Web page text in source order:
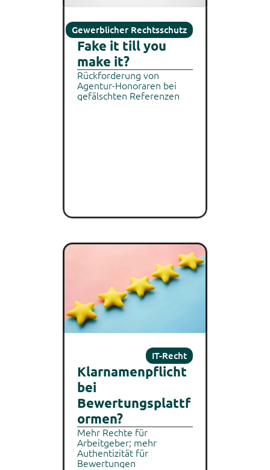
Gewerblicher Rechtsschutz
Fake it till you
make it?
Rückforderung von
Agentur-Honoraren bei
gefälschten Referenzen
IT-Recht
Klarnamenpflicht
bei
Bewertungsplattf
ormen?
Mehr Rechte für
Arbeitgeber; mehr
Authentizität für
Bewertungen